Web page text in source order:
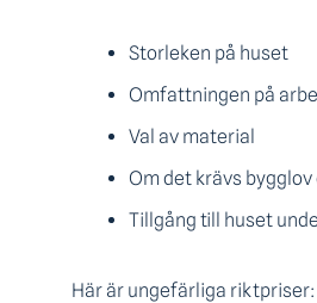
Storleken på huset
Omfattningen på
Val av material
Om det krävs
Tillgång till huset
Här är ungefärliga riktpriser: